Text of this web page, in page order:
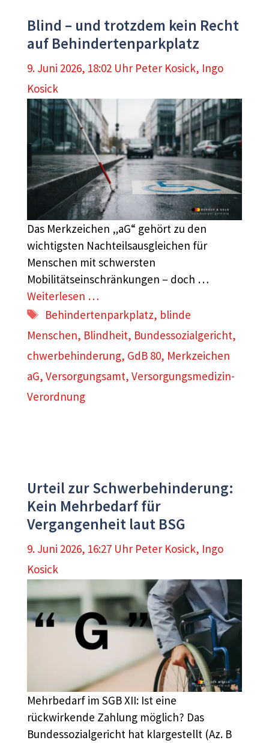
Blind – und trotzdem kein Recht
auf Behindertenparkplatz
9. Juni 2026, 18:02 Uhr Peter Kosick, Ingo
Kosick
Das Merkzeichen „aG“ gehört zu den
wichtigsten Nachteilsausgleichen für
Menschen mit schwersten
Mobilitätseinschränkungen – doch …
Weiterlesen …
Schlagwörter
Behindertenparkplatz, blinde
Menschen, Blindheit, Bundessozialgericht,
chwerbehinderung, GdB 80, Merkzeichen
aG, Versorgungsamt, Versorgungsmedizin-
Verordnung
Urteil zur Schwerbehinderung:
Kein Mehrbedarf für
Vergangenheit laut BSG
9. Juni 2026, 16:27 Uhr Peter Kosick, Ingo
Kosick
Mehrbedarf im SGB XII: Ist eine
rückwirkende Zahlung möglich? Das
Bundessozialgericht hat klargestellt (Az. B